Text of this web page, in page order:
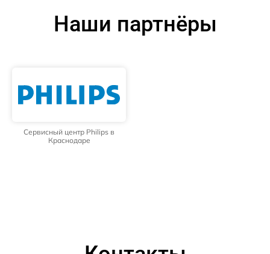
Наши партнёры
Сервисный центр Philips в
Краснодаре